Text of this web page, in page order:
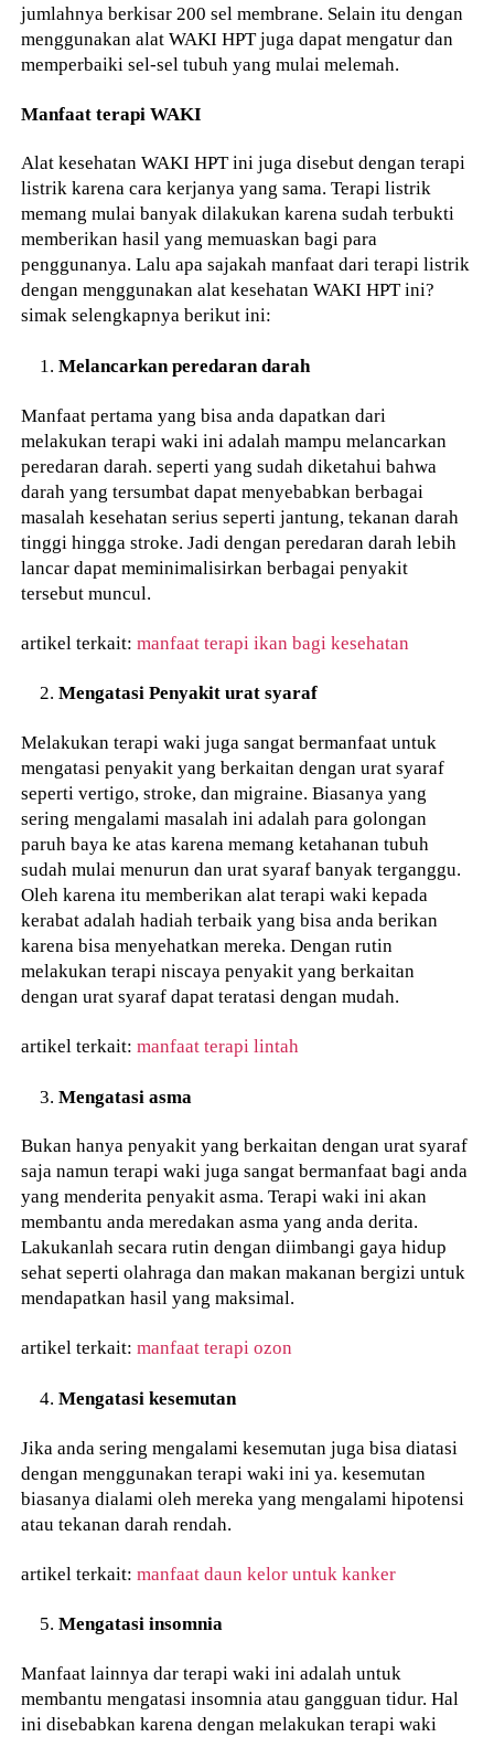
jumlahnya berkisar 200 sel membrane. Selain itu dengan
menggunakan alat WAKI HPT juga dapat mengatur dan
memperbaiki sel-sel tubuh yang mulai melemah.
Manfaat terapi WAKI
Alat kesehatan WAKI HPT ini juga disebut dengan terapi
listrik karena cara kerjanya yang sama. Terapi listrik
memang mulai banyak dilakukan karena sudah terbukti
memberikan hasil yang memuaskan bagi para
penggunanya. Lalu apa sajakah manfaat dari terapi listrik
dengan menggunakan alat kesehatan WAKI HPT ini?
simak selengkapnya berikut ini:
Melancarkan peredaran darah
Manfaat pertama yang bisa anda dapatkan dari
melakukan terapi waki ini adalah mampu melancarkan
peredaran darah. seperti yang sudah diketahui bahwa
darah yang tersumbat dapat menyebabkan berbagai
masalah kesehatan serius seperti jantung, tekanan darah
tinggi hingga stroke. Jadi dengan peredaran darah lebih
lancar dapat meminimalisirkan berbagai penyakit
tersebut muncul.
artikel terkait:manfaat terapi ikan bagi kesehatan
Mengatasi Penyakit urat syaraf
Melakukan terapi waki juga sangat bermanfaat untuk
mengatasi penyakit yang berkaitan dengan urat syaraf
seperti vertigo, stroke, dan migraine. Biasanya yang
sering mengalami masalah ini adalah para golongan
paruh baya ke atas karena memang ketahanan tubuh
sudah mulai menurun dan urat syaraf banyak terganggu.
Oleh karena itu memberikan alat terapi waki kepada
kerabat adalah hadiah terbaik yang bisa anda berikan
karena bisa menyehatkan mereka. Dengan rutin
melakukan terapi niscaya penyakit yang berkaitan
dengan urat syaraf dapat teratasi dengan mudah.
artikel terkait:manfaat terapi lintah
Mengatasi asma
Bukan hanya penyakit yang berkaitan dengan urat syaraf
saja namun terapi waki juga sangat bermanfaat bagi anda
yang menderita penyakit asma. Terapi waki ini akan
membantu anda meredakan asma yang anda derita.
Lakukanlah secara rutin dengan diimbangi gaya hidup
sehat seperti olahraga dan makan makanan bergizi untuk
mendapatkan hasil yang maksimal.
artikel terkait:manfaat terapi ozon
Mengatasi kesemutan
Jika anda sering mengalami kesemutan juga bisa diatasi
dengan menggunakan terapi waki ini ya. kesemutan
biasanya dialami oleh mereka yang mengalami hipotensi
atau tekanan darah rendah.
artikel terkait:manfaat daun kelor untuk kanker
Mengatasi insomnia
Manfaat lainnya dar terapi waki ini adalah untuk
membantu mengatasi insomnia atau gangguan tidur. Hal
ini disebabkan karena dengan melakukan terapi waki